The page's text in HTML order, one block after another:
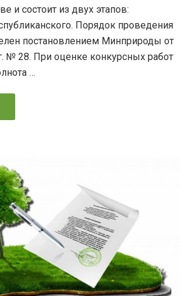
и состоит из двух этапов:
Порядок проведения
постановлением Минприроды от
№ 28. При оценке конкурсных работ
…